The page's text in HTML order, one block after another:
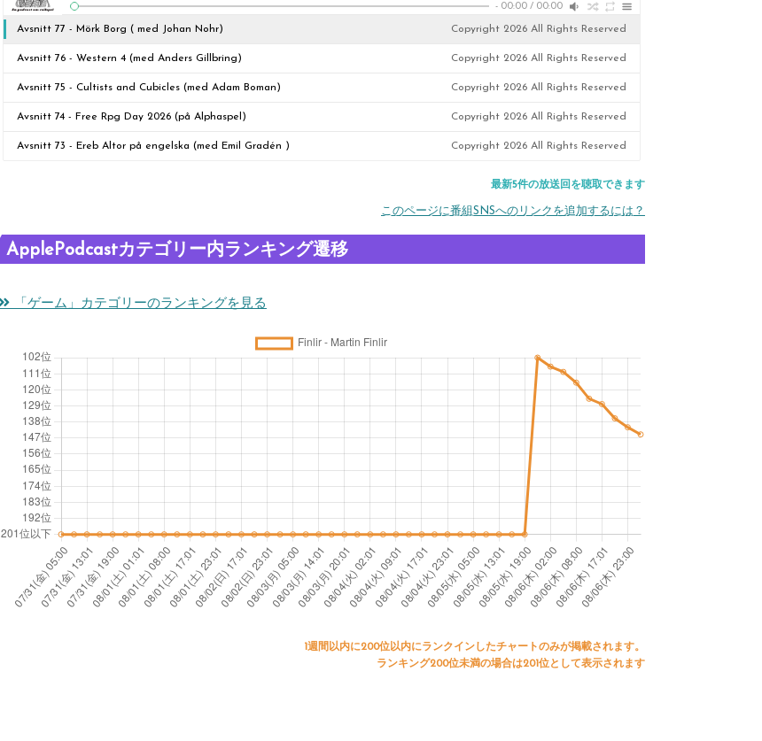
- 00:00 / 00:00
Avsnitt 77 - Mörk Borg ( med Johan Nohr) Copyright 2026 All Rights Reserved
Avsnitt 76 - Western 4 (med Anders Gillbring) Copyright 2026 All Rights Reserved
Avsnitt 75 - Cultists and Cubicles (med Adam Boman) Copyright 2026 All Rights Reserved
Avsnitt 74 - Free Rpg Day 2026 (på Alphaspel) Copyright 2026 All Rights Reserved
Avsnitt 73 - Ereb Altor på engelska (med Emil Gradén ) Copyright 2026 All Rights Reserved
最新5件の放送回を聴取できます
このページに番組SNSへのリンクを追加するには？
ApplePodcastカテゴリー内ランキング遷移
「ゲーム」カテゴリーのランキングを見る
1週間以内に200位以内にランクインしたチャートのみが掲載されます。
ランキング200位未満の場合は201位として表示されます